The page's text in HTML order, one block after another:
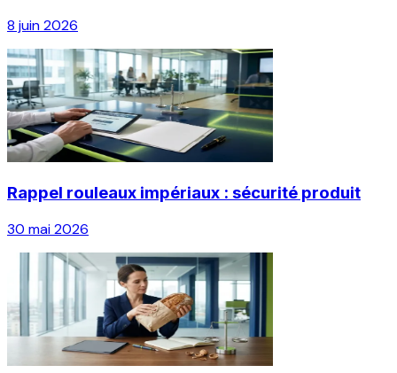
8 juin 2026
Rappel rouleaux impériaux : sécurité produit
30 mai 2026